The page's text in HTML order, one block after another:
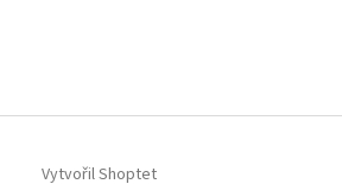
Vytvořil Shoptet